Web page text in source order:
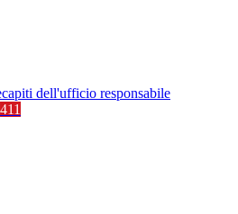
dell'ufficio responsabile
411